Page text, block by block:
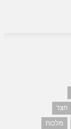
חצר
מלכות